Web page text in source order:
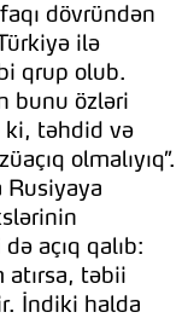
dövründən
ilə
qrup olub.
bunu özləri
ki, təhdid və
olmalıyıq”.
Rusiyaya
açıq qalıb:
atırsa, təbii
İndiki halda